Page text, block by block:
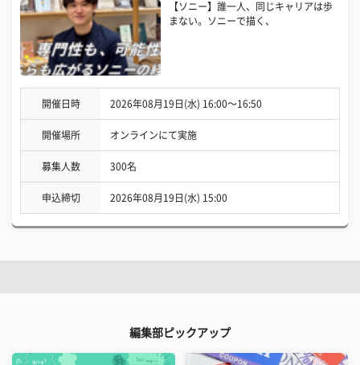
【ソニー】誰一人、同じキャリアは歩
まない。ソニーで描く、
開催日時 2026年08月19日(水) 16:00〜16:50
開催場所 オンラインにて実施
募集人数 300名
申込締切 2026年08月19日(水) 15:00
編集部ピックアップ